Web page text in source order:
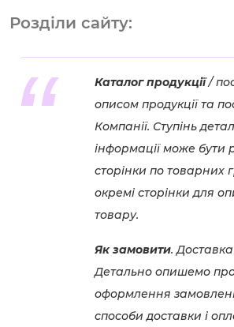
Розділи сайту:
Каталог продукції/
описом продукції та
Компанії. Ступінь
інформації може бути
сторінки по товарних
окремі сторінки для
товару.
Як замовити. Доставка
Детально опишемо
оформлення
способи доставки і